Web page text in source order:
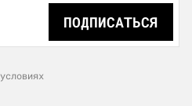
ПОДПИСАТЬСЯ